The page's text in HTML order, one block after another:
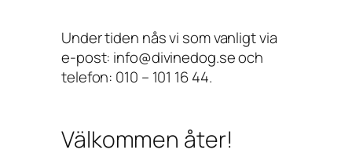
Under tiden nås vi som vanligt via
e-post: info@divinedog.se och
telefon: 010 – 101 16 44.
Välkommen åter!